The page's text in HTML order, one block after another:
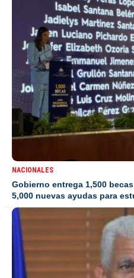
NACIONALES
Gobierno entrega 1,500
5,000 nuevas ayudas para